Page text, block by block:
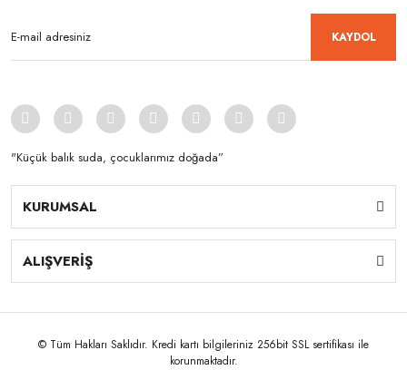
KAYDOL
"Küçük balık suda, çocuklarımız doğada”
KURUMSAL
ALIŞVERİŞ
© Tüm Hakları Saklıdır. Kredi kartı bilgileriniz 256bit SSL sertifikası ile
korunmaktadır.